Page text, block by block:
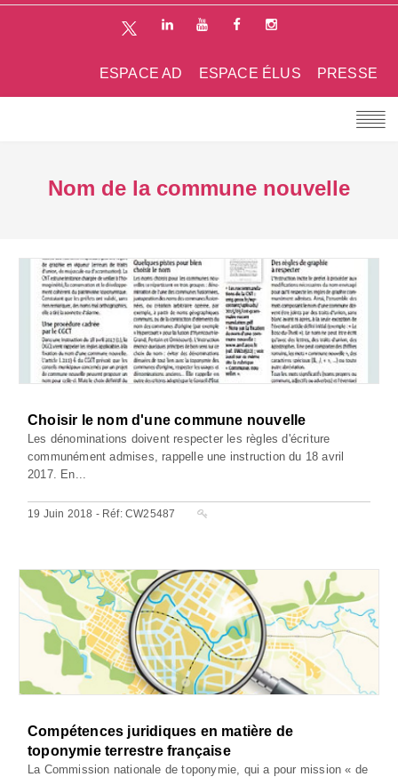
PRESSE
ESPACE ÉLUS
ESPACE AD
Nom de la commune nouvelle
Choisir le nom d'une commune nouvelle
Les dénominations doivent respecter les règles d'écriture
communément admises, rappelle une instruction du 18 avril
2017. En...
19 Juin 2018 - Réf: CW25487
Compétences juridiques en matière de
toponymie terrestre française
La Commission nationale de toponymie, qui a pour mission « de